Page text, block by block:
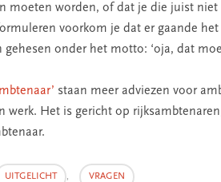
moeten worden, of dat je die juist niet
voorkom je dat er gaande het
onder het motto: ‘oja, dat
staan meer adviezen voor
Het is gericht op
UITGELICHT , VRAGEN